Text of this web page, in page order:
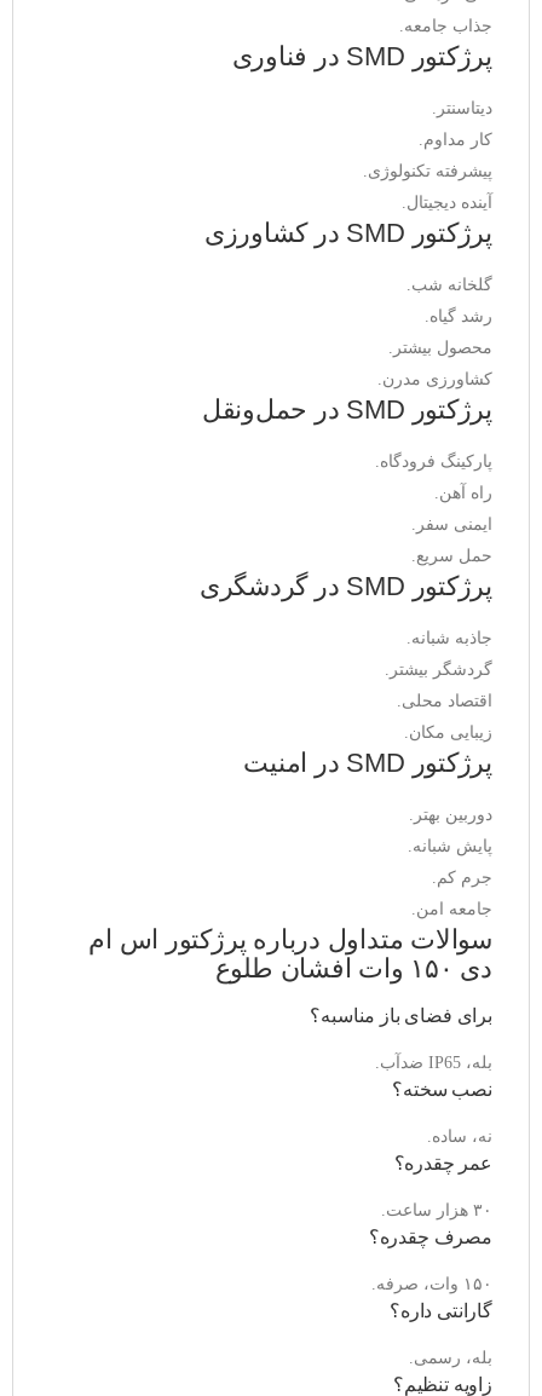
جذاب جامعه.
پرژکتور SMD در فناوری
دیتاسنتر.
کار مداوم.
پیشرفته تکنولوژی.
آینده دیجیتال.
پرژکتور SMD در کشاورزی
گلخانه شب.
رشد گیاه.
محصول بیشتر.
کشاورزی مدرن.
پرژکتور SMD در حمل‌ونقل
پارکینگ فرودگاه.
راه آهن.
ایمنی سفر.
حمل سریع.
پرژکتور SMD در گردشگری
جاذبه شبانه.
گردشگر بیشتر.
اقتصاد محلی.
زیبایی مکان.
پرژکتور SMD در امنیت
دوربین بهتر.
پایش شبانه.
جرم کم.
جامعه امن.
سوالات متداول درباره پرژکتور اس ام
دی ۱۵۰ وات افشان طلوع
برای فضای باز مناسبه؟
بله، IP65 ضدآب.
نصب سخته؟
نه، ساده.
عمر چقدره؟
۳۰ هزار ساعت.
مصرف چقدره؟
۱۵۰ وات، صرفه.
گارانتی داره؟
بله، رسمی.
زاویه تنظیم؟